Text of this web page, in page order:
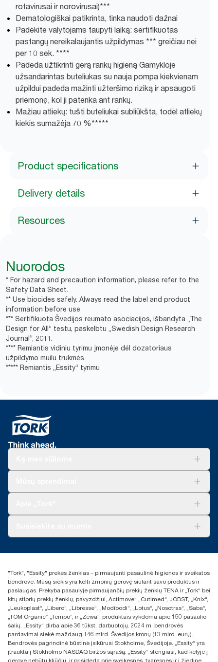
rotavirusai ir norovirusai)***
Dematologiškai patikrinta, tinka naudoti dažnai
Padėkite valytojams taupyti laiką: sertifikuotas
pastangų nereikalaujantis užpildymas *** greičiau nei
per 10 sek. ****
Padeda užtikrinti gerą rankų higieną Gamykloje
užsandarintas buteliukas su nauja pompa kiekvienam
užpildui padeda mažinti užteršimo riziką ir apsaugoti
priemonę, kol ji patenka ant rankų.
Mažiau atliekų: tušti buteliukai subliūkšta, todėl atliekų
kiekis sumažėja 70 %​*****
Product specifications
Delivery details
Resources
Nuorodos
* For hazard and precaution information, please refer to the
Safety Data Sheet.
** Use biocides safely. Always read the label and product
information before use
*** Sertifikuota Švedijos reumato asociacijos, išbandyta „The
Design for All“ testu, paskelbtu „Swedish Design Research
Journal“, 2011.
**** Remiantis vidiniu tyrimu įmonėje dėl dozatoriaus
užpildymo muilu trukmės.
***** Remiantis „Essity“ tyrimu
+370 5 268 3455
UAB Essity Lithuania
Naugarduko g. 98
LT-03160 Vilnius, Lietuva
"Tork", "Essity" prekės ženklas – pirmaujanti pasaulinė higienos ir sveikatos
bendrovė. Mūsų siekis yra kelti žmonių gerovę siūlant savo produktus ir
paslaugas. Prekyba pasaulyje pirmaujančių prekių ženklų TENA ir „Tork“ bei
kitų stiprių prekių ženklų, pavyzdžiui, Actimove“ „Cutimed“, JOBST, „Knix“,
„Leukoplast“, „Libero“, „Libresse“, „Modibodi“, „Lotus“, „Nosotras“, „Saba“,
„TOM Organic“ „Tempo“, ir „Zewa“, produktais vykdoma apie 150 pasaulio
šalių. „Essity“ dirba apie 36 tūkst. darbuotojų. 2024 m. bendrovės
pardavimai siekė maždaug 146 mlrd. Švedijos kronų (13 mlrd. eurų).
Bendrovės pagrindinė būstinė įsikūrusi Stokholme, Švedijoje. „Essity“ yra
įtraukta į Stokholmo NASDAQ biržos sąrašą. „Essity“ stengiasi, kad kelyje į
gerovę nebūtų kliūčių, ir prisideda prie sveikesnės, tvaresnės ir į žiedinę